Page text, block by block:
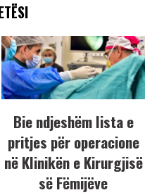
Bie ndjeshëm lista e
pritjes për operacione
në Klinikën e Kirurgjisë
së Fëmijëve